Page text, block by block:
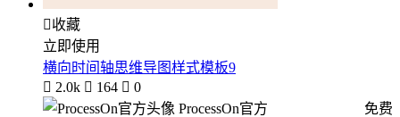
收藏
立即使用
横向时间轴思维导图样式模板9
 2.0k  164  0
ProcessOn官方
免费